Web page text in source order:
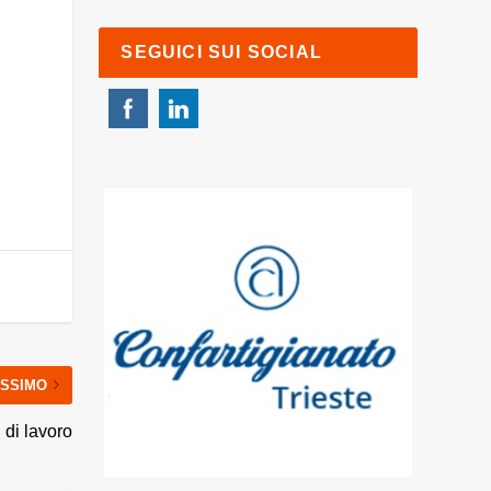
di lavoro
SEGUICI SUI SOCIAL